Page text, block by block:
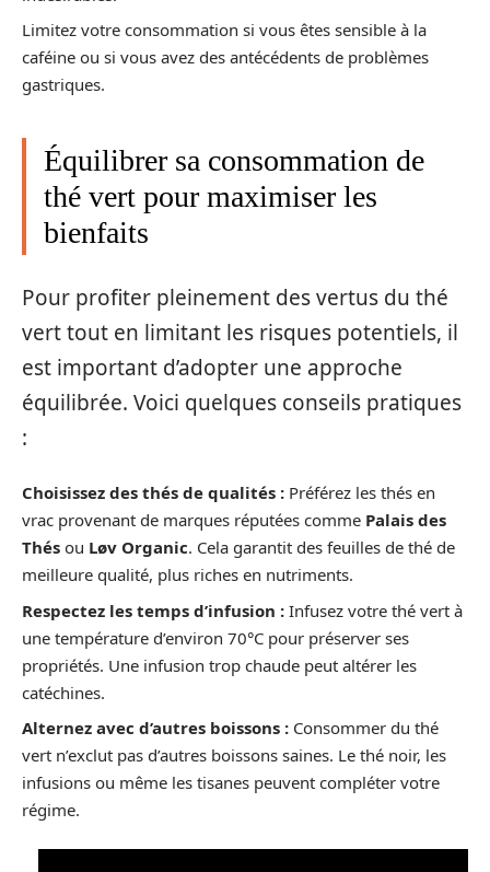
Limitez votre consommation si vous êtes sensible à la
caféine ou si vous avez des antécédents de problèmes
gastriques.
Équilibrer sa consommation de
thé vert pour maximiser les
bienfaits
Pour profiter pleinement des vertus du thé
vert tout en limitant les risques potentiels, il
est important d’adopter une approche
équilibrée. Voici quelques conseils pratiques
:
Choisissez des thés de qualités : Préférez les thés en
vrac provenant de marques réputées comme Palais des
Thés ou Løv Organic. Cela garantit des feuilles de thé de
meilleure qualité, plus riches en nutriments.
Respectez les temps d’infusion : Infusez votre thé vert à
une température d’environ 70°C pour préserver ses
propriétés. Une infusion trop chaude peut altérer les
catéchines.
Alternez avec d’autres boissons : Consommer du thé
vert n’exclut pas d’autres boissons saines. Le thé noir, les
infusions ou même les tisanes peuvent compléter votre
régime.